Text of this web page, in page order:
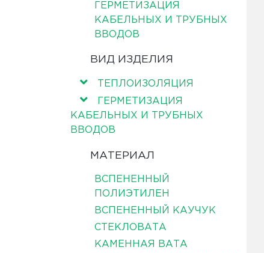
ГЕРМЕТИЗАЦИЯ
КАБЕЛЬНЫХ И ТРУБНЫХ
ВВОДОВ
ВИД ИЗДЕЛИЯ
ТЕПЛОИЗОЛЯЦИЯ
ГЕРМЕТИЗАЦИЯ
КАБЕЛЬНЫХ И ТРУБНЫХ
ВВОДОВ
МАТЕРИАЛ
ВСПЕНЕННЫЙ
ПОЛИЭТИЛЕН
ВСПЕНЕННЫЙ КАУЧУК
СТЕКЛОВАТА
КАМЕННАЯ ВАТА